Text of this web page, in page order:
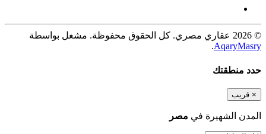
© 2026 عقاري مصري. كل الحقوق محفوظة. مشغل بواسطة
AqaryMasry
.
حدد منطقتك
× قريب
المدن الشهيرة في مصر